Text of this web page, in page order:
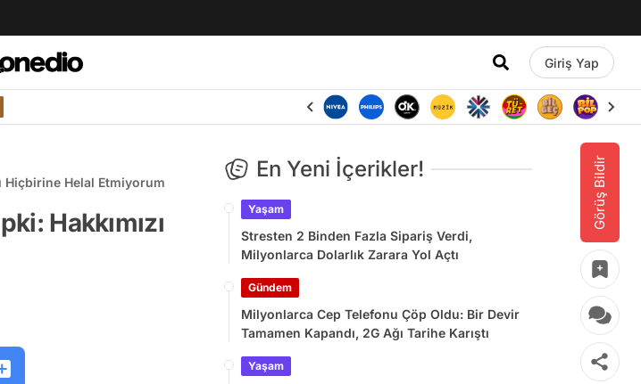
Giriş Yap
Görüş Bildir
Hiçbirine Helal Etmiyorum
Hakkımızı
En Yeni İçerikler!
Yaşam
Stresten 2 Binden Fazla Sipariş Verdi,
Milyonlarca Dolarlık Zarara Yol Açtı
Gündem
Milyonlarca Cep Telefonu Çöp Oldu: Bir Devir
Tamamen Kapandı, 2G Ağı Tarihe Karıştı
Yaşam